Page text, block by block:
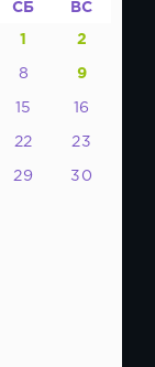
СБ ВС
1 2
8 9
15 16
22 23
29 30